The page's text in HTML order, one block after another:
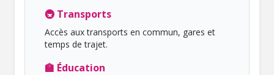
🚇 Transports
Accès aux transports en commun, gares et
temps de trajet.
🏫 Éducation